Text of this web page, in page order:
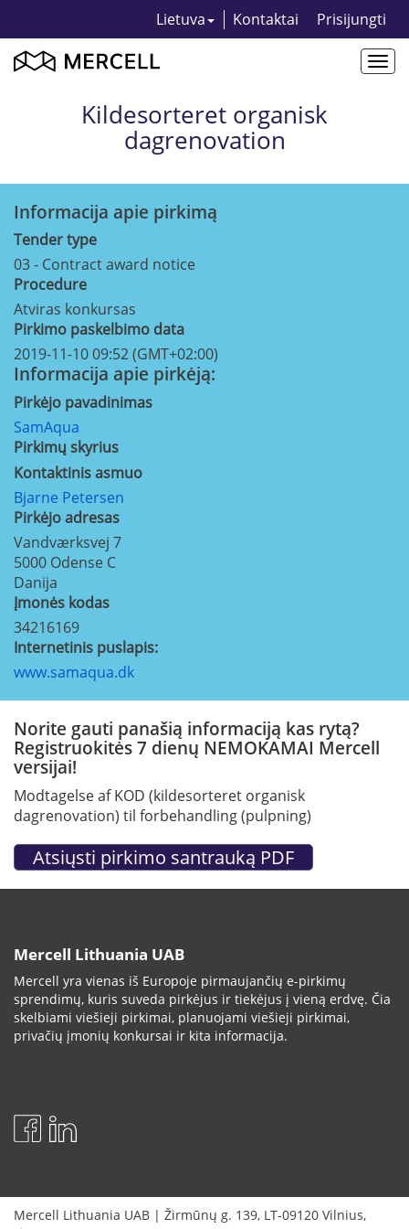
Lietuva Kontaktai Prisijungti
Kildesorteret organisk
dagrenovation
Informacija apie pirkimą
Tender type
03 - Contract award notice
Procedure
Atviras konkursas
Pirkimo paskelbimo data
2019-11-10 09:52 (GMT+02:00)
Informacija apie pirkėją:
Pirkėjo pavadinimas
SamAqua
Pirkimų skyrius
Kontaktinis asmuo
Bjarne Petersen
Pirkėjo adresas
Vandværksvej 7
5000 Odense C
Danija
Įmonės kodas
34216169
Internetinis puslapis:
www.samaqua.dk
Norite gauti panašią informaciją kas rytą?
Registruokitės 7 dienų NEMOKAMAI Mercell
versijai!
Modtagelse af KOD (kildesorteret organisk
dagrenovation) til forbehandling (pulpning)
Mercell Lithuania UAB
Mercell yra vienas iš Europoje pirmaujančių e-pirkimų
sprendimų, kuris suveda pirkėjus ir tiekėjus į vieną erdvę. Čia
skelbiami viešieji pirkimai, planuojami viešieji pirkimai,
privačių įmonių konkursai ir kita informacija.
Mercell Lithuania UAB | Žirmūnų g. 139, LT-09120 Vilnius,